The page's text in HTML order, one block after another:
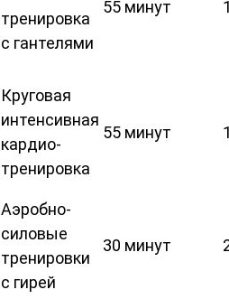
тренировка
с гантелями
55 минут
Круговая
интенсивная
кардио-
тренировка
55 минут
Аэробно-
силовые
тренировки
с гирей
30 минут